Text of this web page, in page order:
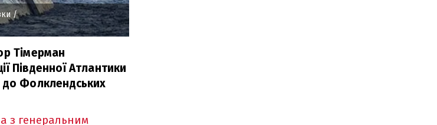
/
Тімерман
Південної Атлантики
до Фолклендських
з генеральним